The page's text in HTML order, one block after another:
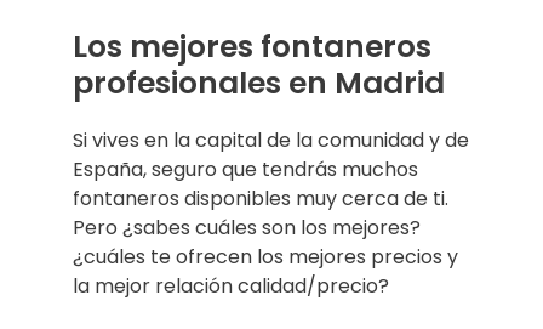
Los mejores fontaneros
profesionales en Madrid
Si vives en la capital de la comunidad y de
España, seguro que tendrás muchos
fontaneros disponibles muy cerca de ti.
Pero ¿sabes cuáles son los mejores?
¿cuáles te ofrecen los mejores precios y
la mejor relación calidad/precio?